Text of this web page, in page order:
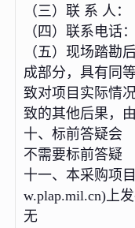
（三）联 系 人：
（四）联系电话
（五）现场踏勘
成部分，具有同
致对项目实际情
致的其他后果，
十、标前答疑会
不需要标前答疑
十一、本采购项
w.plap.mil.cn)上发
无